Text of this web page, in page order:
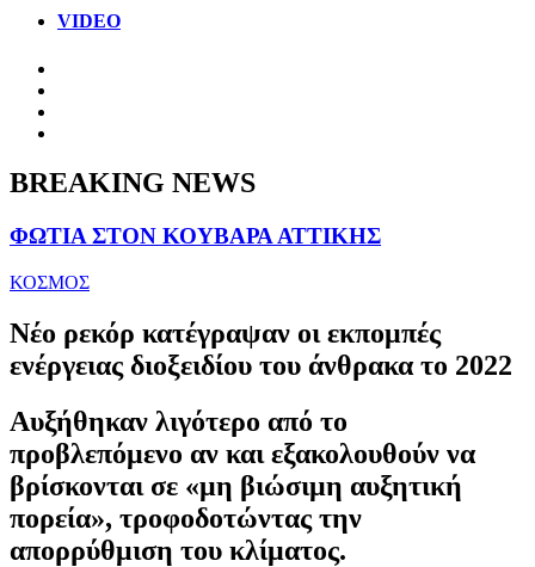
VIDEO
BREAKING NEWS
ΦΩΤΙΑ ΣΤΟΝ ΚΟΥΒΑΡΑ ΑΤΤΙΚΗΣ
ΚΟΣΜΟΣ
Νέο ρεκόρ κατέγραψαν οι εκπομπές
ενέργειας διοξειδίου του άνθρακα το 2022
Αυξήθηκαν λιγότερο από το
προβλεπόμενο αν και εξακολουθούν να
βρίσκονται σε «μη βιώσιμη αυξητική
πορεία», τροφοδοτώντας την
απορρύθμιση του κλίματος.